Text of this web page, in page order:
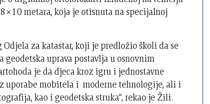
metara, koja je otisnuta na specijalnoj
za katastar, koji je predložio školi da se
uprava postavlja u osnovnim
je da djeca kroz igru i jednostavne
uporabe mobitela i moderne tehnologije, ali i
kao i geodetska struka“, rekao je Žili.